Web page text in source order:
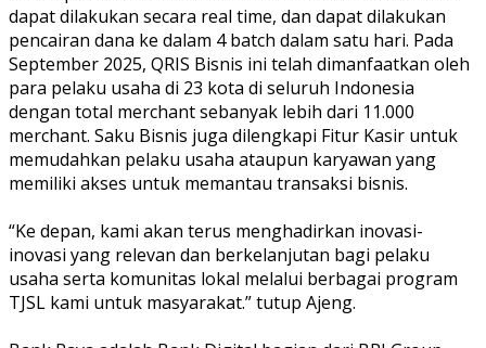
dapat dilakukan secara real time, dan dapat dilakukan
pencairan dana ke dalam 4 batch dalam satu hari. Pada
September 2025, QRIS Bisnis ini telah dimanfaatkan oleh
para pelaku usaha di 23 kota di seluruh Indonesia
dengan total merchant sebanyak lebih dari 11.000
merchant. Saku Bisnis juga dilengkapi Fitur Kasir untuk
memudahkan pelaku usaha ataupun karyawan yang
memiliki akses untuk memantau transaksi bisnis.
“Ke depan, kami akan terus menghadirkan inovasi-
inovasi yang relevan dan berkelanjutan bagi pelaku
usaha serta komunitas lokal melalui berbagai program
TJSL kami untuk masyarakat.” tutup Ajeng.